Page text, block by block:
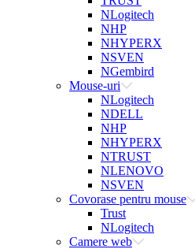
NLogitech
NHP
NHYPERX
NSVEN
NGembird
Mouse-uri
NLogitech
NDELL
NHP
NHYPERX
NTRUST
NLENOVO
NSVEN
Covorase pentru mouse
Trust
NLogitech
Camere web